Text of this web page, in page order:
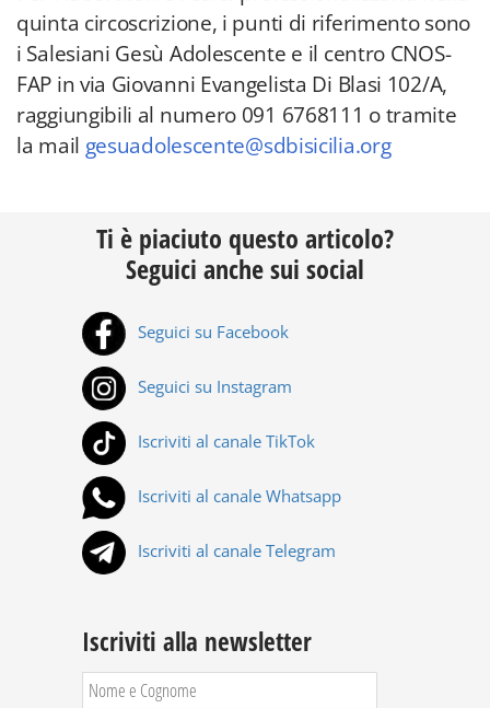
quinta circoscrizione, i punti di riferimento sono
i Salesiani Gesù Adolescente e il centro CNOS-
FAP in via Giovanni Evangelista Di Blasi 102/A,
raggiungibili al numero 091 6768111 o tramite
la mail gesuadolescente@sdbisicilia.org
Ti è piaciuto questo articolo?
Seguici anche sui social
Seguici su Facebook
Seguici su Instagram
Iscriviti al canale TikTok
Iscriviti al canale Whatsapp
Iscriviti al canale Telegram
Iscriviti alla newsletter